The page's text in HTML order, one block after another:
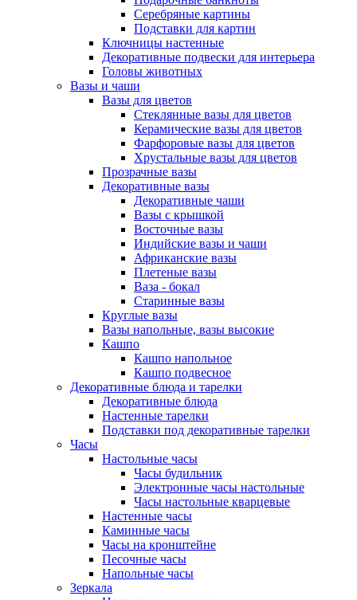
Серебряные картины
Подставки для картин
Ключницы настенные
Декоративные подвески для интерьера
Головы животных
Вазы и чаши
Вазы для цветов
Стеклянные вазы для цветов
Керамические вазы для цветов
Фарфоровые вазы для цветов
Хрустальные вазы для цветов
Прозрачные вазы
Декоративные вазы
Декоративные чаши
Вазы с крышкой
Восточные вазы
Индийские вазы и чаши
Африканские вазы
Плетеные вазы
Ваза - бокал
Старинные вазы
Круглые вазы
Вазы напольные, вазы высокие
Кашпо
Кашпо напольное
Кашпо подвесное
Декоративные блюда и тарелки
Декоративные блюда
Настенные тарелки
Подставки под декоративные тарелки
Часы
Настольные часы
Часы будильник
Электронные часы настольные
Часы настольные кварцевые
Настенные часы
Каминные часы
Часы на кронштейне
Песочные часы
Напольные часы
Зеркала